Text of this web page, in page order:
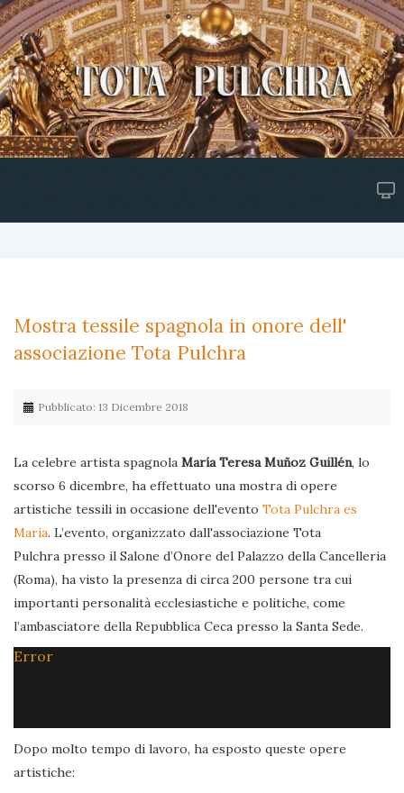
Mostra tessile spagnola in onore dell'
associazione Tota Pulchra
Pubblicato: 13 Dicembre 2018
La celebre artista spagnola María Teresa Muñoz Guillén, lo
scorso 6 dicembre, ha effettuato una mostra di opere
artistiche tessili in occasione dell'evento Tota Pulchra es
Maria. L’evento, organizzato dall'associazione Tota
Pulchra presso il Salone d’Onore del Palazzo della Cancelleria
(Roma), ha visto la presenza di circa 200 persone tra cui
importanti personalità ecclesiastiche e politiche, come
l’ambasciatore della Repubblica Ceca presso la Santa Sede.
Error
Dopo molto tempo di lavoro, ha esposto queste opere
artistiche: